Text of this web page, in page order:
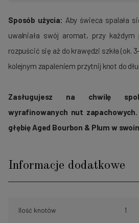
Sposób użycia: Aby świeca spalała
uwalniała swój aromat, przy każdym
rozpuścić się aż do krawędzi szkła (ok.
kolejnym zapaleniem przytnij knot do
Zasługujesz na chwilę
wyrafinowanych nut
głębię Aged Bourbon & Plum w
Informacje dodatkowe
Ilość knotów 1